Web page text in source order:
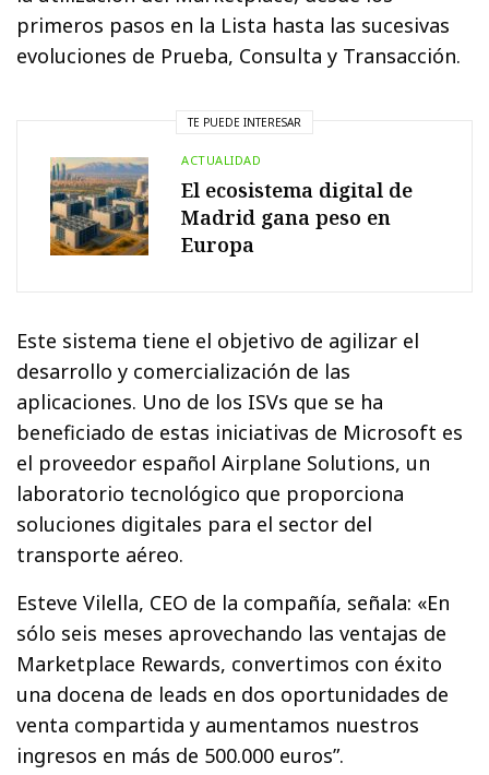
primeros pasos en la Lista hasta las sucesivas
evoluciones de Prueba, Consulta y Transacción.
TE PUEDE INTERESAR
ACTUALIDAD
El ecosistema digital de
Madrid gana peso en
Europa
Este sistema tiene el objetivo de agilizar el
desarrollo y comercialización de las
aplicaciones. Uno de los ISVs que se ha
beneficiado de estas iniciativas de Microsoft es
el proveedor español Airplane Solutions, un
laboratorio tecnológico que proporciona
soluciones digitales para el sector del
transporte aéreo.
Esteve Vilella, CEO de la compañía, señala: «En
sólo seis meses aprovechando las ventajas de
Marketplace Rewards, convertimos con éxito
una docena de leads en dos oportunidades de
venta compartida y aumentamos nuestros
ingresos en más de 500.000 euros”.